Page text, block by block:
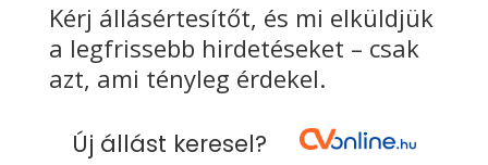
Kérj állásértesítőt, és mi elküldjük
a legfrissebb hirdetéseket – csak
azt, ami tényleg érdekel.